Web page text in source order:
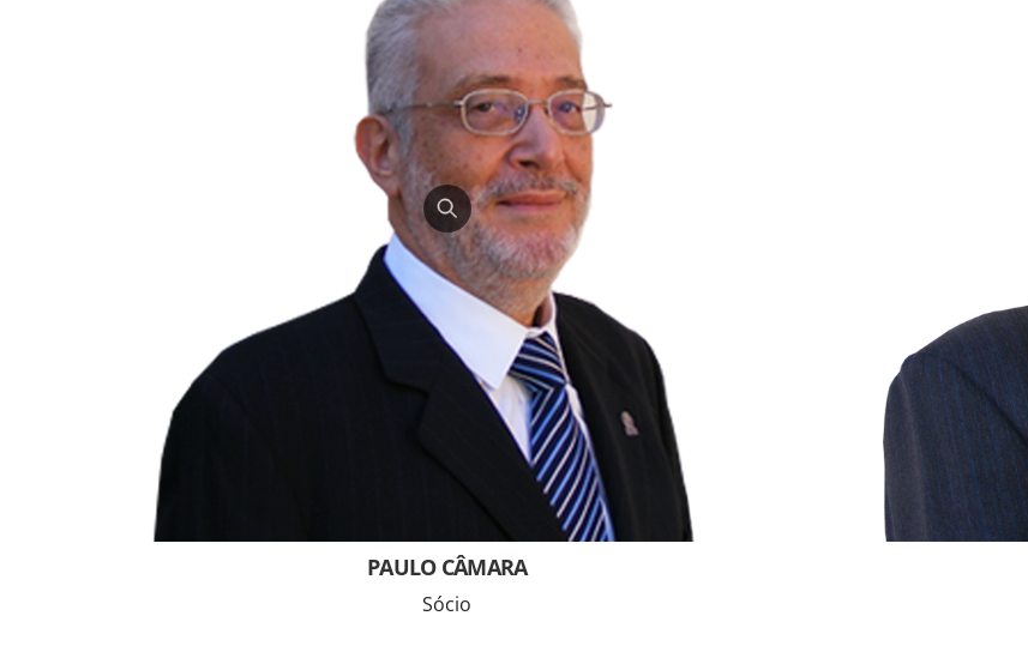
PAULO CÂMARA
Sócio